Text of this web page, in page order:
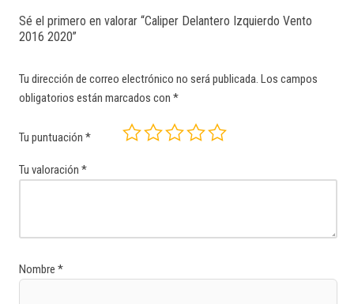
Sé el primero en valorar “Caliper Delantero Izquierdo Vento
2016 2020”
Tu dirección de correo electrónico no será publicada. Los campos
obligatorios están marcados con *
Tu puntuación *
Tu valoración *
Nombre *